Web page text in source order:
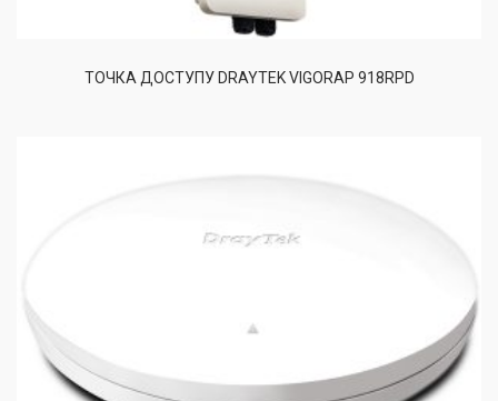
ТОЧКА ДОСТУПУ DRAYTEK VIGORAP 918RPD